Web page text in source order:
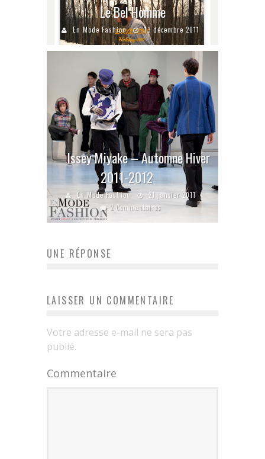
Le Bel Homme
En Mode Fashion 13 décembre 2011
Issey Miyake – Automne Hiver
2011-2012
En Mode Fashion
21 janvier 2011
2 Commentaires
UNE RÉPONSE
LAISSER UN COMMENTAIRE
Votre adresse e-mail ne sera pas
publié.
Commentaire